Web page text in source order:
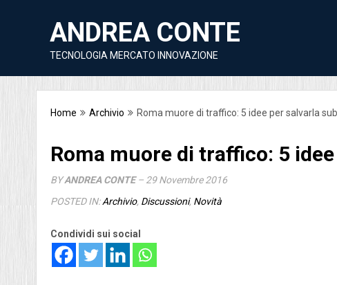
ANDREA CONTE
TECNOLOGIA MERCATO INNOVAZIONE
Home Archivio Roma muore di traffico: 5 idee per salvarla
Roma muore di traffico: 5
BYANDREA CONTE– 29 Novembre 2016
POSTED IN:Archivio, Discussioni, Novità
Condividi sui social